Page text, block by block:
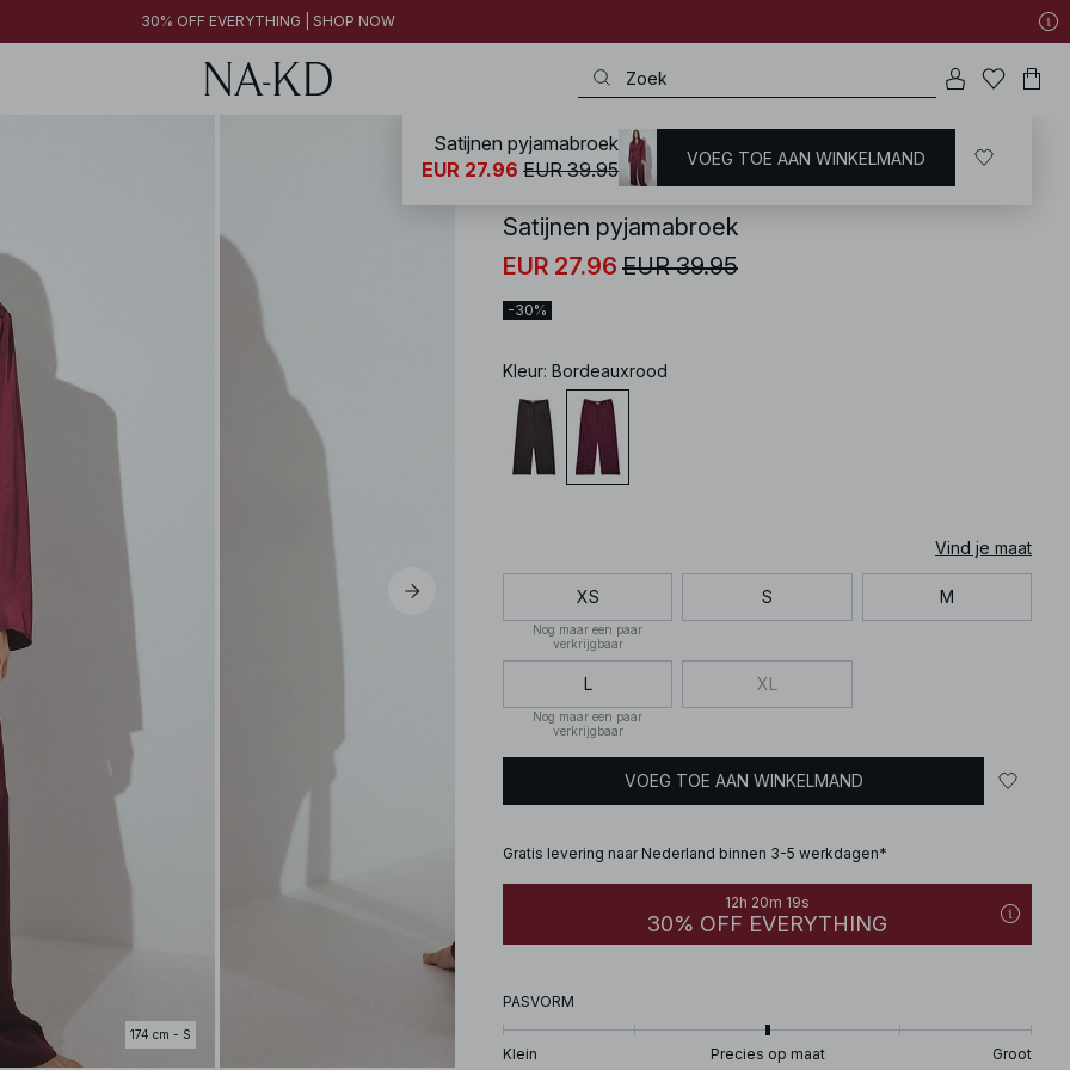
30% OFF EVERYTHING | SHOP NOW
174 cm - S
NA-KD / Lingerie / Nachtmode
Satijnen pyjamabroek
EUR 27.96 EUR 39.95
-30%
Kleur: Bordeauxrood
Vind je maat
XS
Nog maar een paar
verkrijgbaar
S M
L
Nog maar een paar
verkrijgbaar
XL
VOEG TOE AAN WINKELMAND
Gratis levering naar Nederland binnen 3-5 werkdagen*
12h 20m 18s
30% OFF EVERYTHING
PASVORM
Klein Precies op maat Groot
Satijnen pyjamabroek
EUR 27.96 EUR 39.95 VOEG TOE AAN WINKELMAND